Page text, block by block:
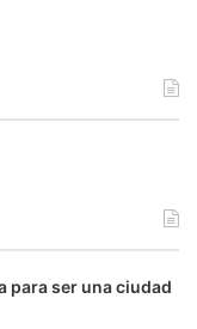
para ser una ciudad